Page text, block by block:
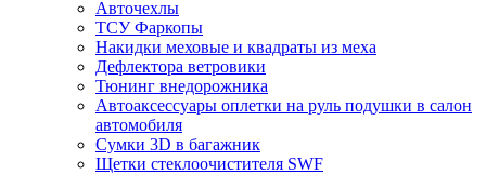
Авточехлы
ТСУ Фаркопы
Накидки меховые и квадраты из меха
Дефлектора ветровики
Тюнинг внедорожника
Автоаксессуары оплетки на руль подушки в салон
автомобиля
Сумки 3D в багажник
Щетки стеклоочистителя SWF